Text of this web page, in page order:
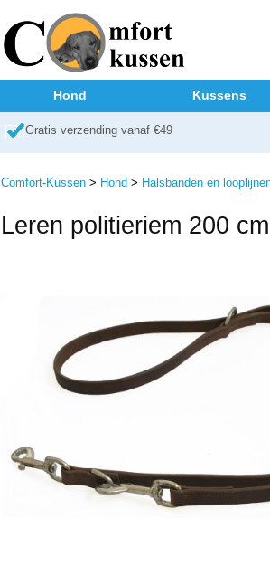
Hond Kussens
Gratis verzending vanaf €49
Comfort-Kussen> Hond > Halsbanden en
Leren politieriem 200